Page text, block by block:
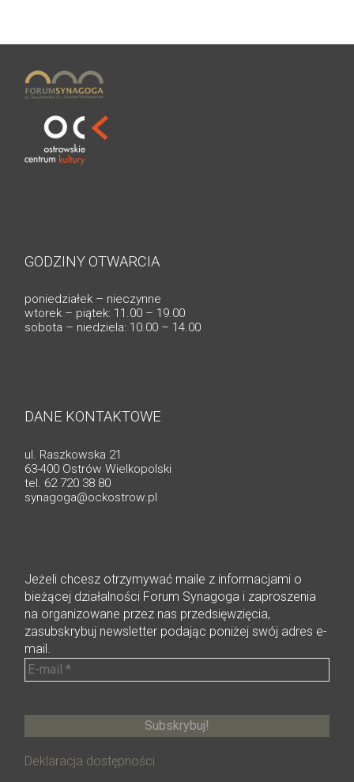
GODZINY OTWARCIA
poniedziałek – nieczynne
wtorek – piątek: 11.00 – 19.00
sobota – niedziela: 10.00 – 14.00
DANE KONTAKTOWE
ul. Raszkowska 21
63-400 Ostrów Wielkopolski
tel. 62 720 38 80
synagoga@ockostrow.pl
Jeżeli chcesz otrzymywać maile z informacjami o
bieżącej działalności Forum Synagoga i zaproszenia
na organizowane przez nas przedsięwzięcia,
zasubskrybuj newsletter podając poniżej swój adres e-
mail.
Deklaracja dostępności